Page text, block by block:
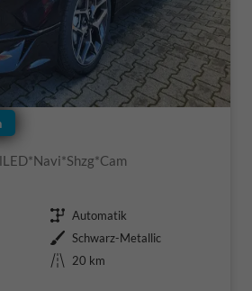
Getriebe Automatik
Außenfarbe Schwarz-Metallic
Kilometerstand
20 km